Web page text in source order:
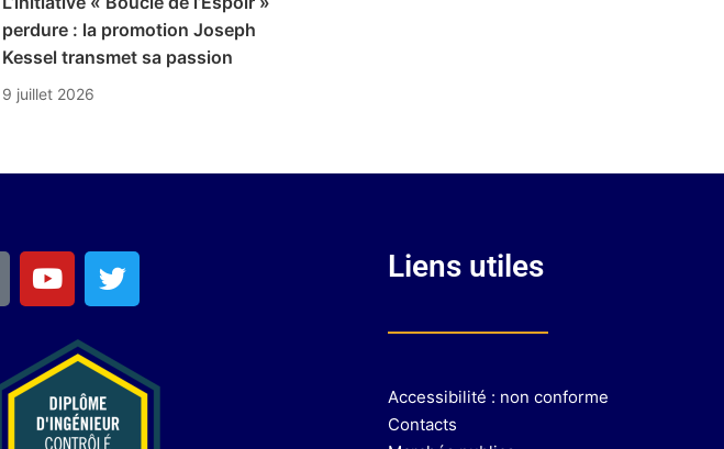
perdure : la promotion Joseph
Kessel transmet sa passion
9 juillet 2026
Liens utiles
Accessibilité : non conforme
Contacts